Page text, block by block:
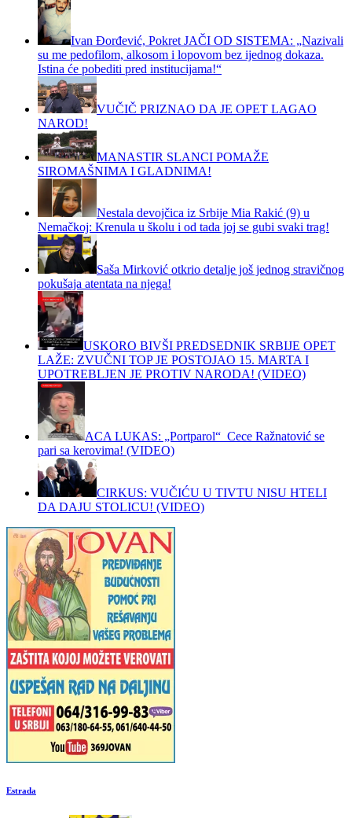
Ivan Đorđević, Pokret JAČI OD SISTEMA: „Nazivali
su me pedofilom, alkosom i lopovom bez ijednog dokaza.
Istina će pobediti pred institucijama!“
VUČIČ PRIZNAO DA JE OPET LAGAO
NAROD!
MANASTIR SLANCI POMAŽE
SIROMAŠNIMA I GLADNIMA!
Nestala devojčica iz Srbije Mia Rakić (9) u
Nemačkoj: Krenula u školu i od tada joj se gubi svaki trag!
Saša Mirković otkrio detalje još jednog stravičnog
pokušaja atentata na njega!
USKORO BIVŠI PREDSEDNIK SRBIJE OPET
LAŽE: ZVUČNI TOP JE POSTOJAO 15. MARTA I
UPOTREBLJEN JE PROTIV NARODA! (VIDEO)
ACA LUKAS: „Portparol“ Cece Ražnatović se
pari sa kerovima! (VIDEO)
CIRKUS: VUČIĆU U TIVTU NISU HTELI
DA DAJU STOLICU! (VIDEO)
Estrada